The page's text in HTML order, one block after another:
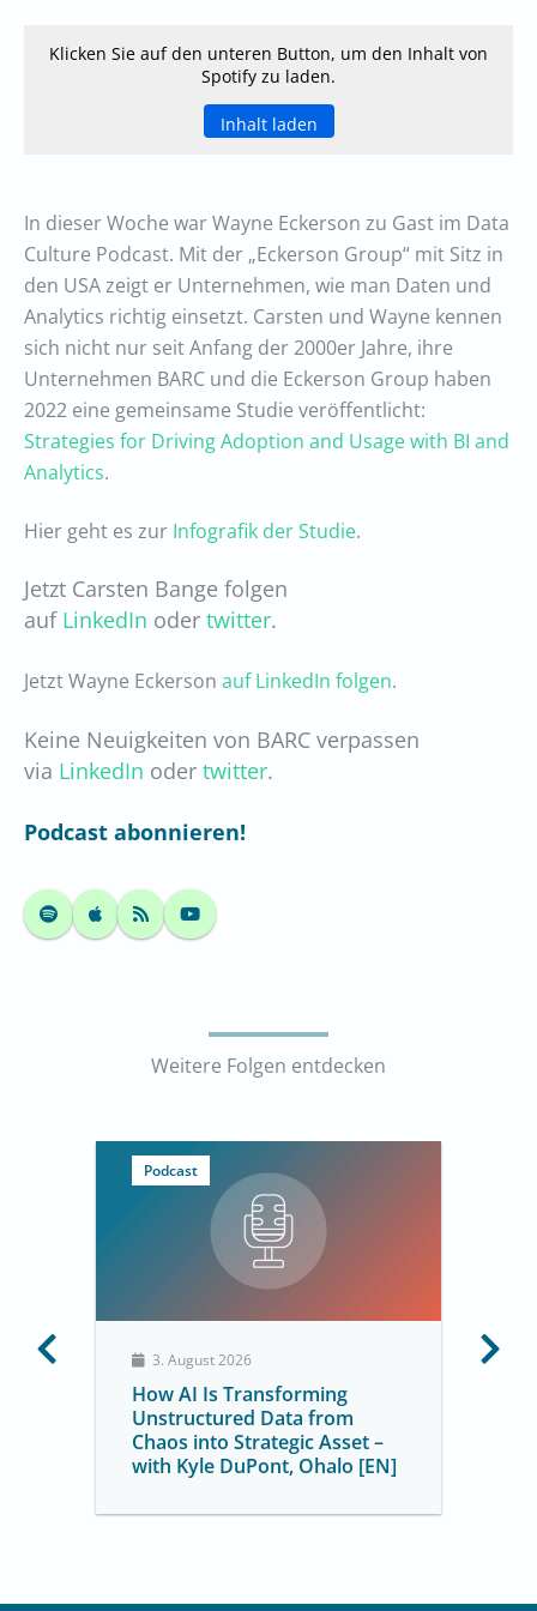
Klicken Sie auf den unteren Button, um den Inhalt von
Spotify zu laden.
Inhalt laden
In dieser Woche war Wayne Eckerson zu Gast im Data
Culture Podcast. Mit der „Eckerson Group“ mit Sitz in
den USA zeigt er Unternehmen, wie man Daten und
Analytics richtig einsetzt. Carsten und Wayne kennen
sich nicht nur seit Anfang der 2000er Jahre, ihre
Unternehmen BARC und die Eckerson Group haben
2022 eine gemeinsame Studie veröffentlicht:
Strategies for Driving Adoption and Usage with BI and
Analytics.
Hier geht es zur Infografik der Studie.
Jetzt Carsten Bange folgen
auf LinkedIn oder twitter.
Jetzt Wayne Eckerson auf LinkedIn folgen.
Keine Neuigkeiten von BARC verpassen
via LinkedIn oder twitter.
Podcast abonnieren!
Weitere Folgen entdecken
Podcast
3. August 2026
How AI Is Transforming
Unstructured Data from
Chaos into Strategic Asset –
with Kyle DuPont, Ohalo [EN]